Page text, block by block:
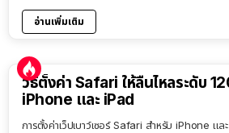
อ่านเพิ่มเติม
วิธีตั้งค่า Safari ให้ลื่นไหลระดับ
iPhone และ iPad
การตั้งค่าเว็ปเบาว์เซอร์ Safari สำหรับ iPhone แ